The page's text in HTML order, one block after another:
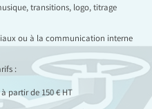
transitions, logo, titrage
ou à la communication interne
:
partir de 150 € HT